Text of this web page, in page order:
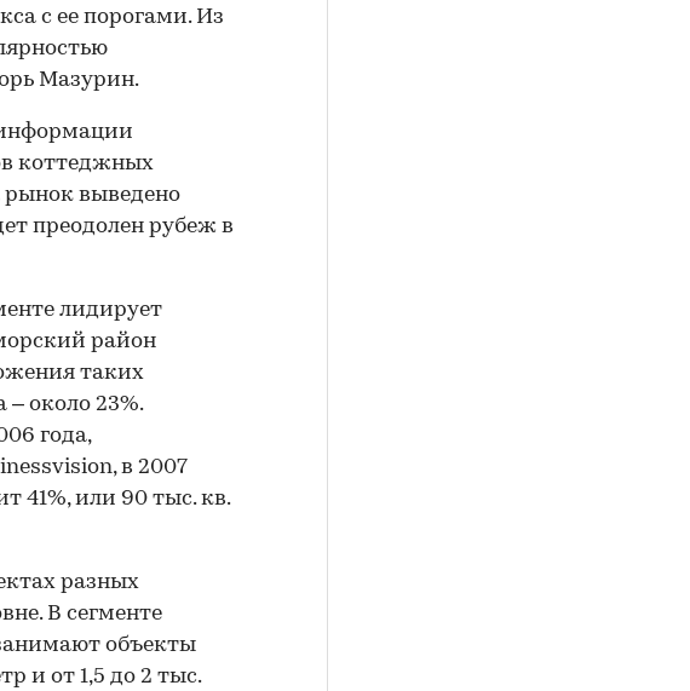
с ее порогами. Из
Мазурин.
информации
коттеджных
рынок выведено
преодолен рубеж в
лидирует
район
таких
около 23%.
года,
в 2007
41%, или 90 тыс. кв.
разных
В сегменте
объекты
и от 1,5 до 2 тыс.